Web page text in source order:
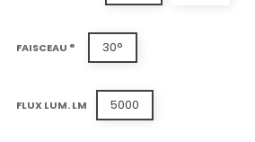
FAISCEAU ° 30°
FLUX LUM. LM 5000